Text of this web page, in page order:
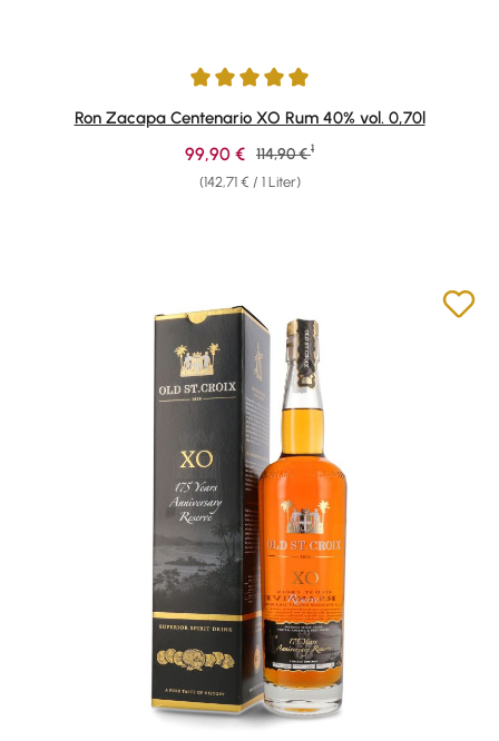
Durchschnittliche Bewertung von 4.95 von 5 Sternen
Ron Zacapa Centenario XO Rum 40% vol. 0,70l
(142,71 € / 1 Liter)
Verkaufspreis:
99,90 € Regulärer Preis:
114,90 € 1